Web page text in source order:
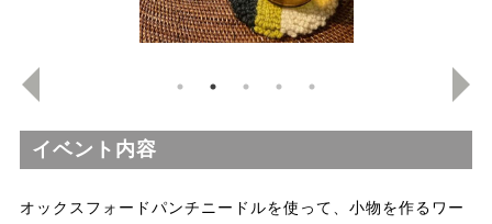
イベント内容
オックスフォードパンチニードルを使って、小物を作るワー